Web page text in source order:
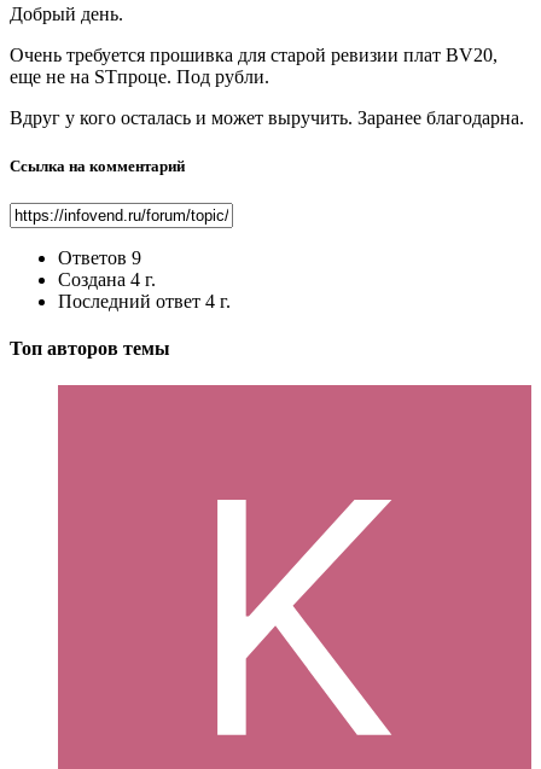
Добрый день.
Очень требуется прошивка для старой ревизии плат BV20,
еще не на STпроце. Под рубли.
Вдруг у кого осталась и может выручить. Заранее благодарна.
Ссылка на комментарий
Ответов 9
Создана 4 г.
Последний ответ 4 г.
Топ авторов темы